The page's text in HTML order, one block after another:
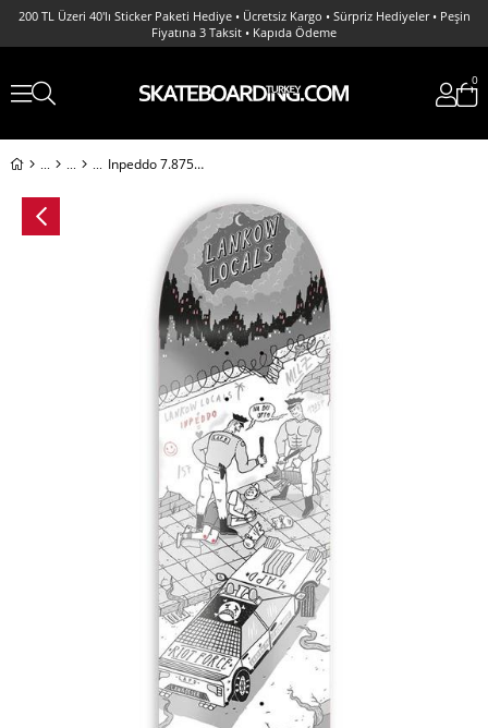
200 TL Üzeri 40'lı Sticker Paketi Hediye • Ücretsiz Kargo • Sürpriz Hediyeler • Peşin
Fiyatına 3 Taksit • Kapıda Ödeme
0
Inpeddo 7.875 It's A Crime Deck Profesyonel Kaykay Tahtası